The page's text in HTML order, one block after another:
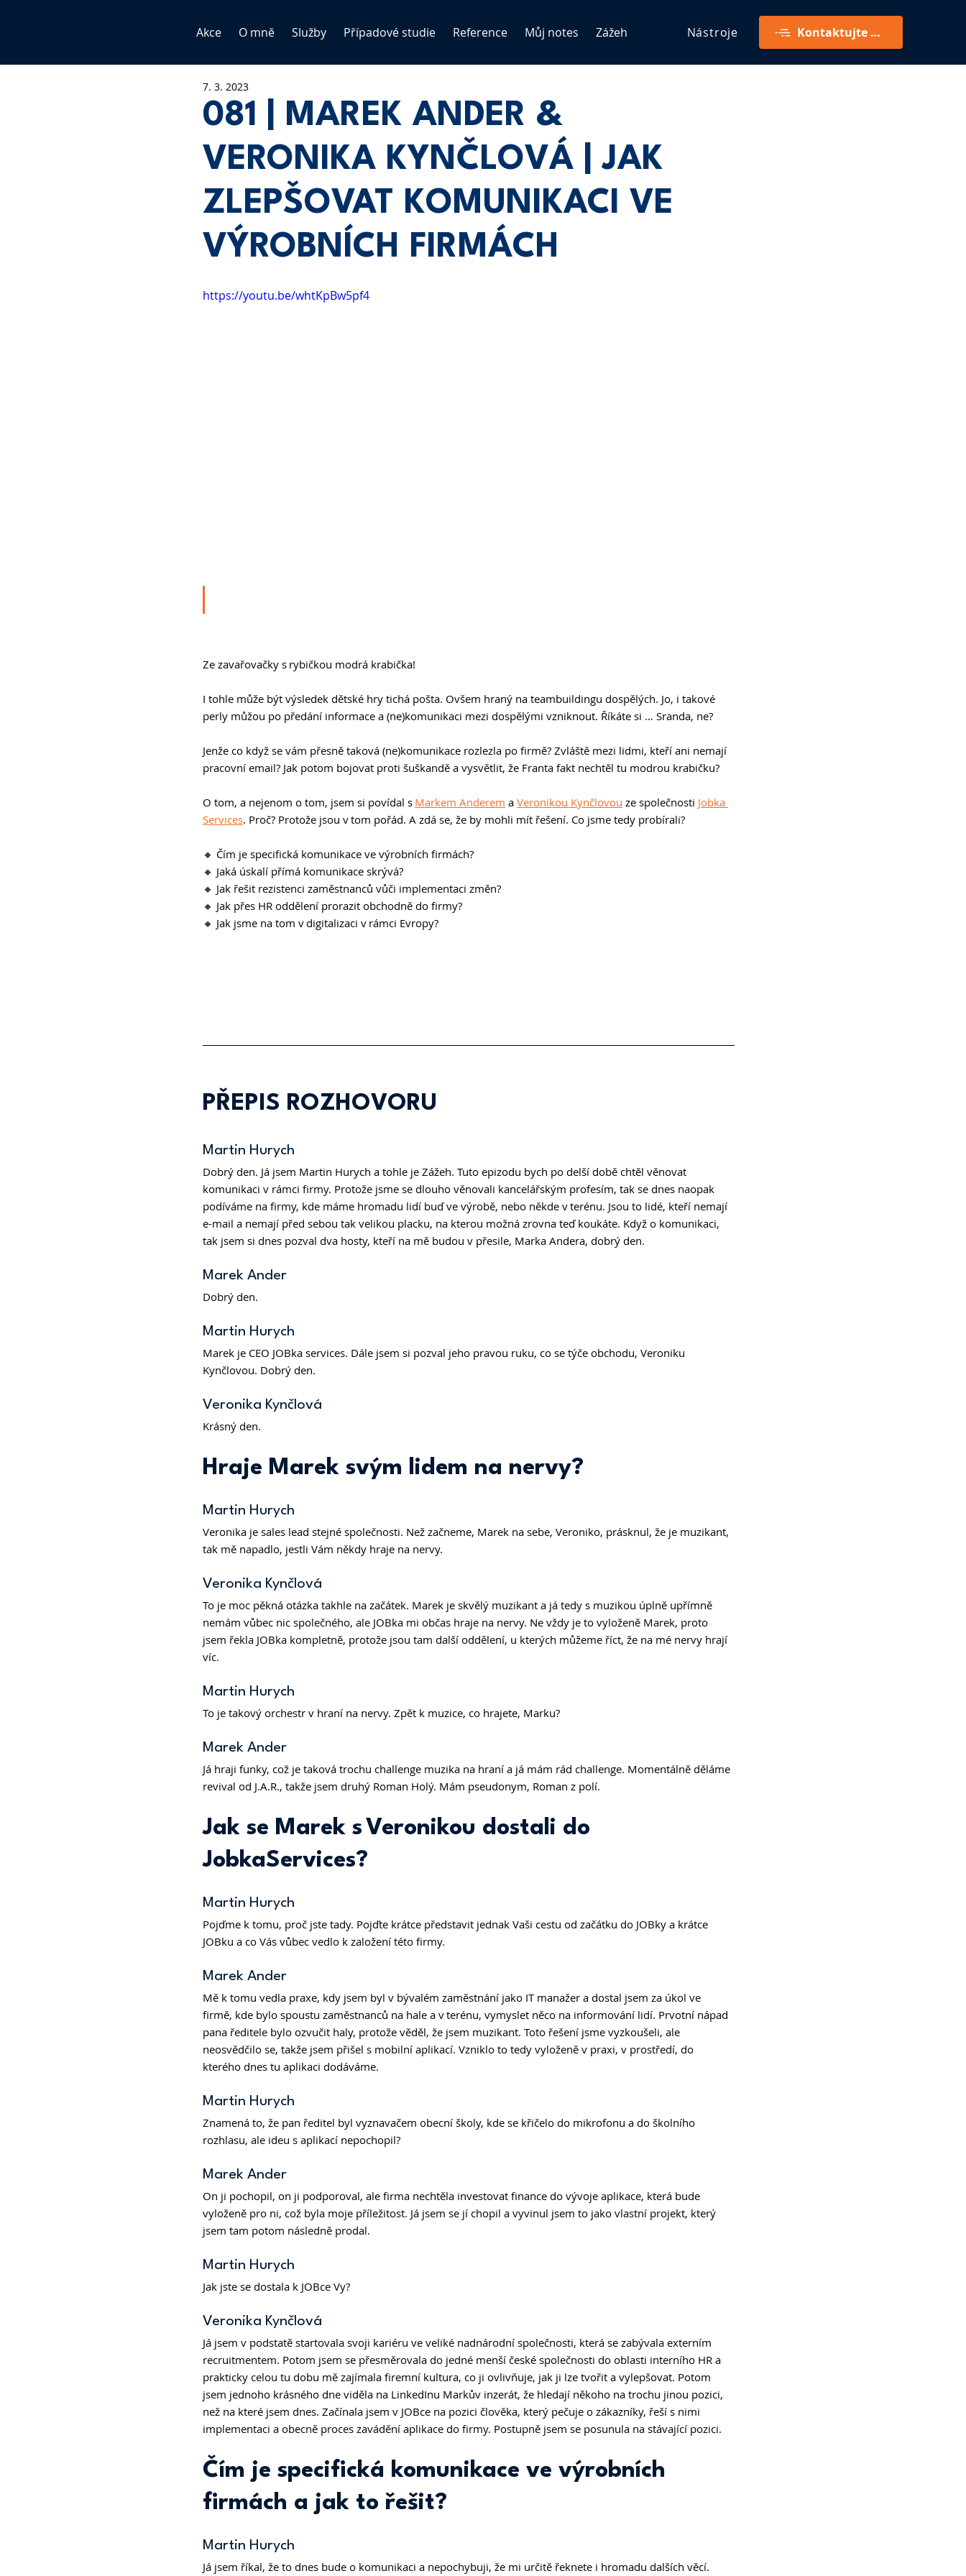
Nástroje Kontaktujte mě
Akce O mně Služby Případové studie Reference Můj notes Zážeh
081 | MAREK ANDER &
VERONIKA KYNČLOVÁ | JAK
ZLEPŠOVAT KOMUNIKACI VE
VÝROBNÍCH FIRMÁCH
7. 3. 2023
https://youtu.be/whtKpBw5pf4
Ze zavařovačky s rybičkou modrá krabička!
I tohle může být výsledek dětské hry tichá pošta. Ovšem hraný na teambuildingu dospělých. Jo, i takové
perly můžou po předání informace a (ne)komunikaci mezi dospělými vzniknout. Říkáte si … Sranda, ne?
Jenže co když se vám přesně taková (ne)komunikace rozlezla po firmě? Zvláště mezi lidmi, kteří ani nemají
pracovní email? Jak potom bojovat proti šuškandě a vysvětlit, že Franta fakt nechtěl tu modrou krabičku?
O tom, a nejenom o tom, jsem si povídal s Markem Anderem a Veronikou Kynčlovou ze společnosti Jobka
Services. Proč? Protože jsou v tom pořád. A zdá se, že by mohli mít řešení. Co jsme tedy probírali?
🔸 Čím je specifická komunikace ve výrobních firmách?
🔸 Jaká úskalí přímá komunikace skrývá?
🔸 Jak řešit rezistenci zaměstnanců vůči implementaci změn?
🔸 Jak přes HR oddělení prorazit obchodně do firmy?
🔸 Jak jsme na tom v digitalizaci v rámci Evropy?
PŘEPIS ROZHOVORU
Martin Hurych
Dobrý den. Já jsem Martin Hurych a tohle je Zážeh. Tuto epizodu bych po delší době chtěl věnovat
komunikaci v rámci firmy. Protože jsme se dlouho věnovali kancelářským profesím, tak se dnes naopak
podíváme na firmy, kde máme hromadu lidí buď ve výrobě, nebo někde v terénu. Jsou to lidé, kteří nemají
e-mail a nemají před sebou tak velikou placku, na kterou možná zrovna teď koukáte. Když o komunikaci,
tak jsem si dnes pozval dva hosty, kteří na mě budou v přesile, Marka Andera, dobrý den.
Marek Ander
Dobrý den.
Martin Hurych
Marek je CEO JOBka services. Dále jsem si pozval jeho pravou ruku, co se týče obchodu, Veroniku
Kynčlovou. Dobrý den.
Veronika Kynčlová
Krásný den.
Hraje Marek svým lidem na nervy?
Martin Hurych
Veronika je sales lead stejné společnosti. Než začneme, Marek na sebe, Veroniko, prásknul, že je muzikant,
tak mě napadlo, jestli Vám někdy hraje na nervy.
Veronika Kynčlová
To je moc pěkná otázka takhle na začátek. Marek je skvělý muzikant a já tedy s muzikou úplně upřímně
nemám vůbec nic společného, ale JOBka mi občas hraje na nervy. Ne vždy je to vyloženě Marek, proto
jsem řekla JOBka kompletně, protože jsou tam další oddělení, u kterých můžeme říct, že na mé nervy hrají
víc.
Martin Hurych
To je takový orchestr v hraní na nervy. Zpět k muzice, co hrajete, Marku?
Marek Ander
Já hraji funky, což je taková trochu challenge muzika na hraní a já mám rád challenge. Momentálně děláme
revival od J.A.R., takže jsem druhý Roman Holý. Mám pseudonym, Roman z polí.
Jak se Marek s Veronikou dostali do
JobkaServices?
Martin Hurych
Pojďme k tomu, proč jste tady. Pojďte krátce představit jednak Vaši cestu od začátku do JOBky a krátce
JOBku a co Vás vůbec vedlo k založení této firmy.
Marek Ander
Mě k tomu vedla praxe, kdy jsem byl v bývalém zaměstnání jako IT manažer a dostal jsem za úkol ve
firmě, kde bylo spoustu zaměstnanců na hale a v terénu, vymyslet něco na informování lidí. Prvotní nápad
pana ředitele bylo ozvučit haly, protože věděl, že jsem muzikant. Toto řešení jsme vyzkoušeli, ale
neosvědčilo se, takže jsem přišel s mobilní aplikací. Vzniklo to tedy vyloženě v praxi, v prostředí, do
kterého dnes tu aplikaci dodáváme.
Martin Hurych
Znamená to, že pan ředitel byl vyznavačem obecní školy, kde se křičelo do mikrofonu a do školního
rozhlasu, ale ideu s aplikací nepochopil?
Marek Ander
On ji pochopil, on ji podporoval, ale firma nechtěla investovat finance do vývoje aplikace, která bude
vyloženě pro ni, což byla moje příležitost. Já jsem se jí chopil a vyvinul jsem to jako vlastní projekt, který
jsem tam potom následně prodal.
Martin Hurych
Jak jste se dostala k JOBce Vy?
Veronika Kynčlová
Já jsem v podstatě startovala svoji kariéru ve veliké nadnárodní společnosti, která se zabývala externím
recruitmentem. Potom jsem se přesměrovala do jedné menší české společnosti do oblasti interního HR a
prakticky celou tu dobu mě zajímala firemní kultura, co ji ovlivňuje, jak ji lze tvořit a vylepšovat. Potom
jsem jednoho krásného dne viděla na LinkedInu Markův inzerát, že hledají někoho na trochu jinou pozici,
než na které jsem dnes. Začínala jsem v JOBce na pozici člověka, který pečuje o zákazníky, řeší s nimi
implementaci a obecně proces zavádění aplikace do firmy. Postupně jsem se posunula na stávající pozici.
Čím je specifická komunikace ve výrobních
firmách a jak to řešit?
Martin Hurych
Já jsem říkal, že to dnes bude o komunikaci a nepochybuji, že mi určitě řeknete i hromadu dalších věcí.